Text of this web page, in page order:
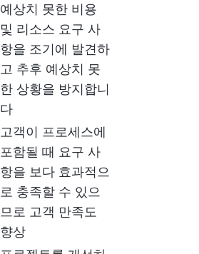
예상치 못한 비용
및 리소스 요구 사
항을 조기에 발견하
고 추후 예상치 못
한 상황을 방지합니
다
고객이 프로세스에
포함될 때 요구 사
항을 보다 효과적으
로 충족할 수 있으
므로 고객 만족도
향상